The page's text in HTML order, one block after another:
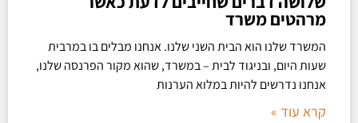
מרהטים משרד
המשרד שלנו הוא הבית השני שלנו. אנחנו מבלים בו במרבית
שעות היום, ובניגוד לבית – במשרד, שהוא מקור הפרנסה שלנו,
אנחנו נדרשים להיות במלוא הערנות
קרא עוד »